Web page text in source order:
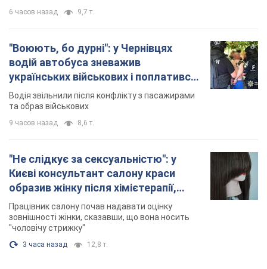
6 часов назад 9,7 т.
"Воюють, бо дурні": у Чернівцях
водій автобуса зневажив
українських військових і поплатився.
Відео
Водія звільнили після конфлікту з пасажирами
та образ військових
9 часов назад 8,6 т.
"Не слідкує за сексуальністю": у
Києві консультант салону краси
образив жінку після хімієтерапії,
розгорівся скандал. Фото
Працівник салону почав надавати оцінку
зовнішності жінки, сказавши, що вона носить
"чоловічу стрижку"
3 часа назад 12,8 т.